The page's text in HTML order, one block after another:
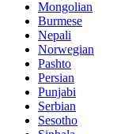
Mongolian
Burmese
Nepali
Norwegian
Pashto
Persian
Punjabi
Serbian
Sesotho